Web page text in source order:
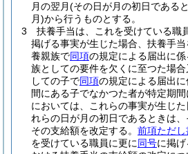
月の翌月(その日が月の初日である
月)から行うものとする。
3
扶養手当は、これを受けている職
掲げる事実が生じた場合、扶養手
養親族で同項の規定による届出に
族としての要件を欠くに至つた場
しての子で同項の規定による届出
間にある子でなかつた者が特定期
においては、これらの事実が生じ
れらの日が月の初日であるときは
その支給額を改定する。 前項ただし
を受けている職員に更に同号に掲